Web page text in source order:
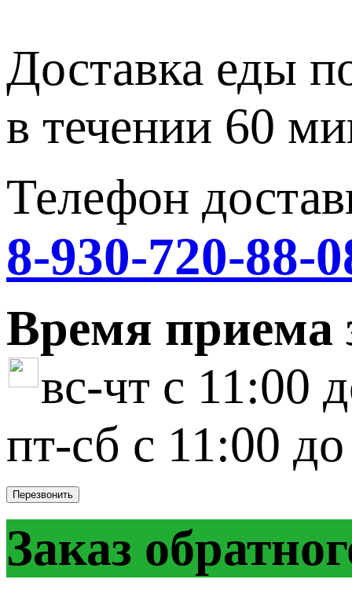
Доставка еды
в течении 60
Телефон
8-930-720-88-
Время приема
вс-чт с 11:00
пт-сб с 11:00
Перезвонить
Заказ